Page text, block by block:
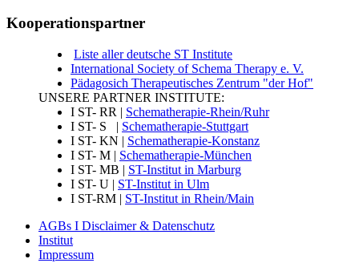
Kooperationspartner
Liste aller deutsche ST Institute
International Society of Schema Therapy e. V.
Pädagosich Therapeutisches Zentrum "der Hof"
UNSERE PARTNER INSTITUTE:
I ST- RR | Schematherapie-Rhein/Ruhr
I ST- S | Schematherapie-Stuttgart
I ST- KN | Schematherapie-Konstanz
I ST- M | Schematherapie-München
I ST- MB | ST-Institut in Marburg
I ST- U | ST-Institut in Ulm
I ST-RM | ST-Institut in Rhein/Main
AGBs I Disclaimer & Datenschutz
Institut
Impressum